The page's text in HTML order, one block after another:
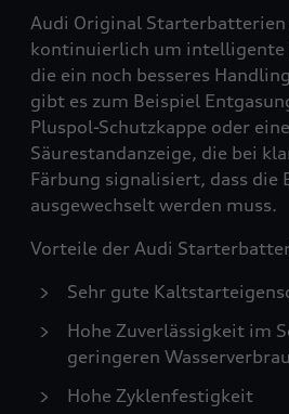
Audi Original Starterbatterien
kontinuierlich um intelligente
die ein noch besseres
gibt es zum Beispiel
Pluspol-Schutzkappe oder eine
Säurestandanzeige, die bei
Färbung signalisiert, dass die
ausgewechselt werden muss.
Vorteile der Audi
Sehr gute
Hohe Zuverlässigkeit im
geringeren
Hohe Zyklenfestigkeit